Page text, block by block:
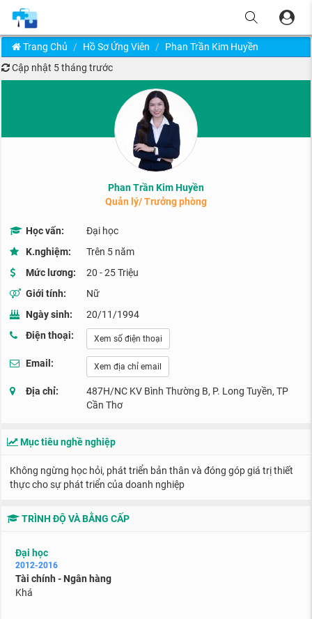
Trang Chủ Hồ Sơ Ứng Viên
Phan Trần Kim Huyền
Cập nhật 5 tháng trước
Phan Trần Kim Huyền
Quản lý/ Trưởng phòng
Học vấn:
Đại học
K.nghiệm:
Trên 5 năm
Mức lương:
20 - 25 Triệu
Giới tính:
Nữ
Ngày sinh:
20/11/1994
Điện thoại:
Xem số điện thoại
Email: Xem địa chỉ email
Địa chỉ:
487H/NC KV Bình Thường B, P. Long Tuyền, TP
Cần Thơ
Mục tiêu nghề nghiệp
Không ngừng học hỏi, phát triển bản thân và đóng góp giá trị thiết
thực cho sự phát triển của doanh nghiệp
TRÌNH ĐỘ VÀ BẰNG CẤP
Đại học
2012-2016
Tài chính - Ngân hàng
Khá